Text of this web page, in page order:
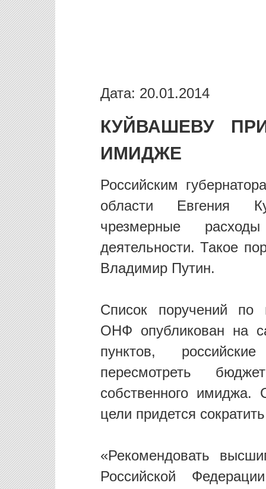
Дата: 20.01.2014
КУЙВАШЕВУ
ИМИДЖЕ
Российским
области Евгения
чрезмерные
деятельности. Такое
Владимир Путин.
Список поручений по
ОНФ опубликован на
пунктов,
пересмотреть
собственного
цели придется
«Рекомендовать
Российской